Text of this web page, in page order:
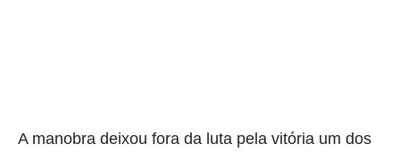
A manobra deixou fora da luta pela vitória um dos